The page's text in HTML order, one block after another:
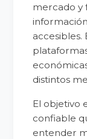
mercado y
distintos
El objetivo
confiable
entender